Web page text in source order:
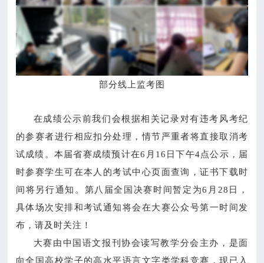
部分线上监考图
在成绩公示前我们会根据相关记录对有违考风考纪
的参赛者进行相应扣分处理，情节严重者将直接取消考
试成绩。本届省赛成绩预计在6月16日下午4点公示，届
时参赛学生可在本人的考试中心页面查询，证书下载时
间将另行通知。第八届全国决赛时间暂定为6月28日，
具体场次安排和考试通知将会在大赛公众号第一时间发
布，请及时关注！
大赛由中国语文报刊协会读写教学分会主办，是面
向全国高校学子的高水平语言文字类学科竞赛，现已入